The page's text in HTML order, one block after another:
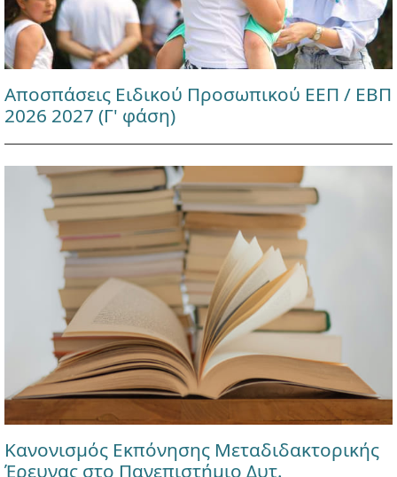
Αποσπάσεις Ειδικού Προσωπικού ΕΕΠ / ΕΒΠ
2026 2027 (Γ' φάση)
Κανονισμός Εκπόνησης Μεταδιδακτορικής
Έρευνας στο Πανεπιστήμιο Δυτ.